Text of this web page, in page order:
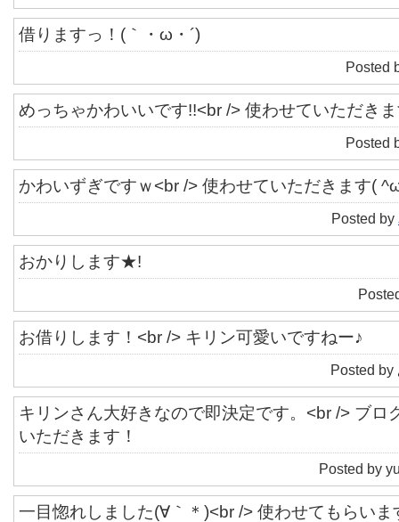
借りますっ！(｀・ω・´)
Posted
めっちゃかわいいです!!<br /> 使わせていただき
Posted
かわいずぎですｗ<br /> 使わせていただきます(
Posted by
おかりします★!
お借りします！<br /> キリン可愛いですねー♪
Posted by
キリンさん大好きなので即決定です。<br /> ブロ
いただきます！
Posted by
一目惚れしました(∀｀＊)<br /> 使わせてもらいま